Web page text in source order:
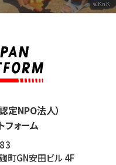
©KnK
定NPO法人）
フォーム
町GN安田ビル 4F